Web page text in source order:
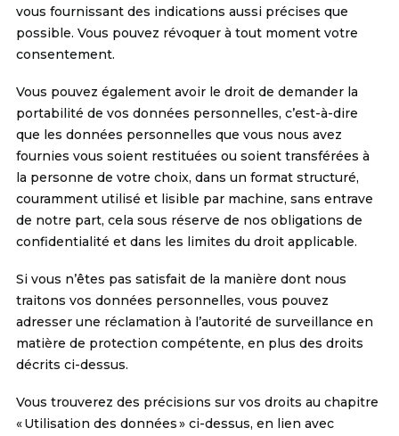
vous fournissant des indications aussi précises que
possible. Vous pouvez révoquer à tout moment votre
consentement.
Vous pouvez également avoir le droit de demander la
portabilité de vos données personnelles, c’est-à-dire
que les données personnelles que vous nous avez
fournies vous soient restituées ou soient transférées à
la personne de votre choix, dans un format structuré,
couramment utilisé et lisible par machine, sans entrave
de notre part, cela sous réserve de nos obligations de
confidentialité et dans les limites du droit applicable.
Si vous n’êtes pas satisfait de la manière dont nous
traitons vos données personnelles, vous pouvez
adresser une réclamation à l’autorité de surveillance en
matière de protection compétente, en plus des droits
décrits ci-dessus.
Vous trouverez des précisions sur vos droits au chapitre
« Utilisation des données » ci-dessus, en lien avec